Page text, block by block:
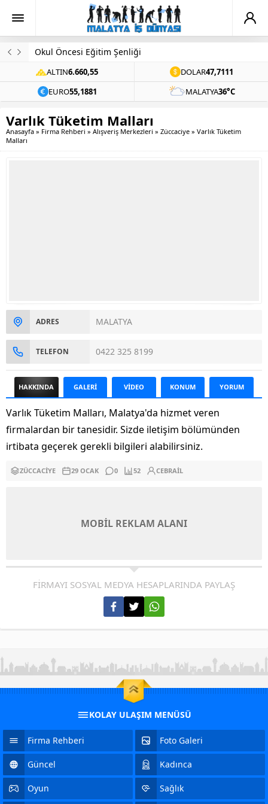
Okul Öncesi Eğitim Şenliği
ALTIN6.660,55 DOLAR47,7111
EURO55,1881 MALATYA36°C
Varlık Tüketim Malları
Anasayfa » Firma Rehberi » Alışveriş Merkezleri » Züccaciye » Varlık Tüketim
Malları
ADRES MALATYA
TELEFON 0422 325 8199
HAKKINDA GALERİ VİDEO KONUM YORUM
Varlık Tüketim Malları, Malatya'da hizmet veren
firmalardan bir tanesidir. Sizde iletişim bölümünden
irtibata geçerek gerekli bilgileri alabilirsiniz.
ZÜCCACIYE 29 OCAK 0 52 CEBRAIL
MOBİL REKLAM ALANI
FİRMAYI SOSYAL MEDYA HESAPLARINDA PAYLAŞ
KOLAY ULAŞIM MENÜSÜ
Firma Rehberi Foto Galeri
Güncel Kadınca
Oyun Sağlık